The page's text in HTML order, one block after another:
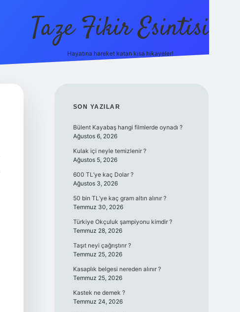
Taze Fikir Esintisi
Hayatına hareket katan kısa hikayeler!
SIDEBAR
SON YAZILAR
Bülent Kayabaş hangi filmlerde oynadı ?
Ağustos 6, 2026
Kulak içi neyle temizlenir ?
Ağustos 5, 2026
600 TL’ye kaç Dolar ?
Ağustos 3, 2026
50 bin TL’ye kaç gram altın alınır ?
Temmuz 30, 2026
Türkiye Okçuluk şampiyonu kimdir ?
Temmuz 28, 2026
Taşıt neyi çağrıştırır ?
Temmuz 25, 2026
Kasaplık belgesi nereden alınır ?
Temmuz 25, 2026
Kastek ne demek ?
Temmuz 24, 2026